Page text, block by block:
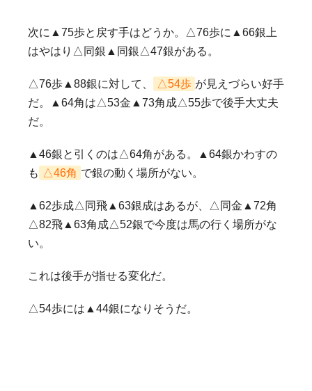
次に▲75歩と戻す手はどうか。△76歩に▲66銀上
はやはり△同銀▲同銀△47銀がある。
△76歩▲88銀に対して、 △54歩 が見えづらい好手
だ。▲64角は△53金▲73角成△55歩で後手大丈夫
だ。
▲46銀と引くのは△64角がある。▲64銀かわすの
も △46角 で銀の動く場所がない。
▲62歩成△同飛▲63銀成はあるが、△同金▲72角
△82飛▲63角成△52銀で今度は馬の行く場所がな
い。
これは後手が指せる変化だ。
△54歩には▲44銀になりそうだ。